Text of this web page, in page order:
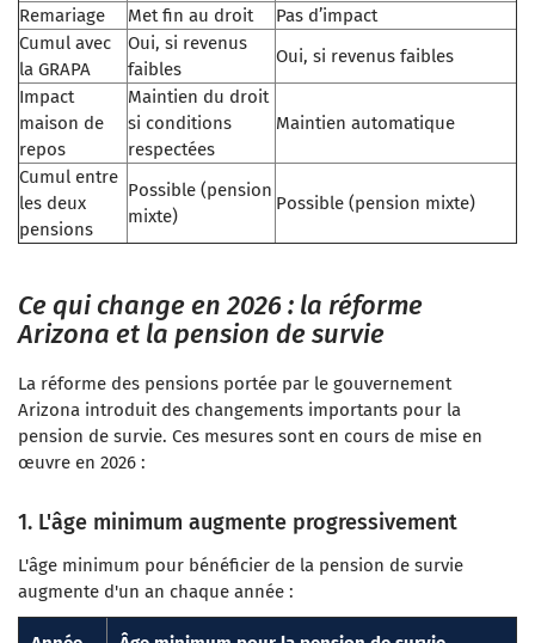
Remariage
Met fin au droit
Pas d’impact
Cumul avec
la GRAPA
Oui, si revenus
faibles
Oui, si revenus faibles
Impact
maison de
repos
Maintien du droit
si conditions
respectées
Maintien automatique
Cumul entre
les deux
pensions
Possible (pension
mixte)
Possible (pension mixte)
Ce qui change en 2026 : la réforme
Arizona et la pension de survie
La réforme des pensions portée par le gouvernement
Arizona introduit des changements importants pour la
pension de survie. Ces mesures sont en cours de mise en
œuvre en 2026 :
1. L'âge minimum augmente progressivement
L'âge minimum pour bénéficier de la pension de survie
augmente d'un an chaque année :